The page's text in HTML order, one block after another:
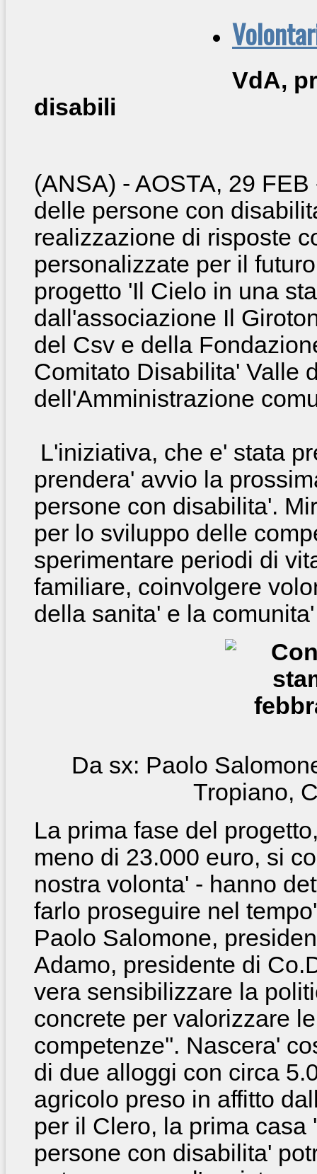
VdA,
disabili
(ANSA) - AOSTA, 29
delle persone con
realizzazione di risposte
personalizzate per il
progetto 'Il Cielo in una
dall'associazione Il
del Csv e della
Comitato Disabilita' Valle
dell'Amministrazione
L'iniziativa, che e' stata
prendera' avvio la
persone con disabilita'.
per lo sviluppo delle
sperimentare periodi di
familiare, coinvolgere
della sanita' e la
Da sx: Paolo
Tropiano,
La prima fase del
meno di 23.000 euro, si
nostra volonta' - hanno
farlo proseguire nel
Paolo Salomone,
Adamo, presidente di
vera sensibilizzare la
concrete per valorizzare
competenze''. Nascera'
di due alloggi con circa
agricolo preso in affitto
per il Clero, la prima
persone con disabilita'